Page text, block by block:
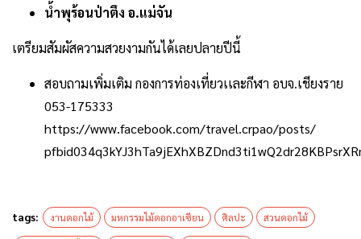
น้ำพุร้อนป่าตึง อ.แม่จัน
เตรียมสัมผัสความสวยงามกันได้เลยปลายปีนี้
สอบถามเพิ่มเติม กองการท่องเที่ยวเเละกีฬา อบจ.เชียงราย
053-175333
https://www.facebook.com/travel.crpao/posts/
tags: งานดอกไม้ มหกรรมไม้ดอกอาเซียน ศิลปะ สวนดอกไม้